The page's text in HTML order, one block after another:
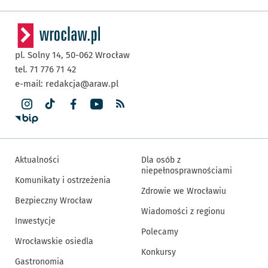
pl. Solny 14, 50-062 Wrocław
tel. 71 776 71 42
e-mail: redakcja@araw.pl
Aktualności
Komunikaty i ostrzeżenia
Bezpieczny Wrocław
Inwestycje
Wrocławskie osiedla
Gastronomia
Dla osób z
niepełnosprawnościami
Zdrowie we Wrocławiu
Wiadomości z regionu
Polecamy
Konkursy